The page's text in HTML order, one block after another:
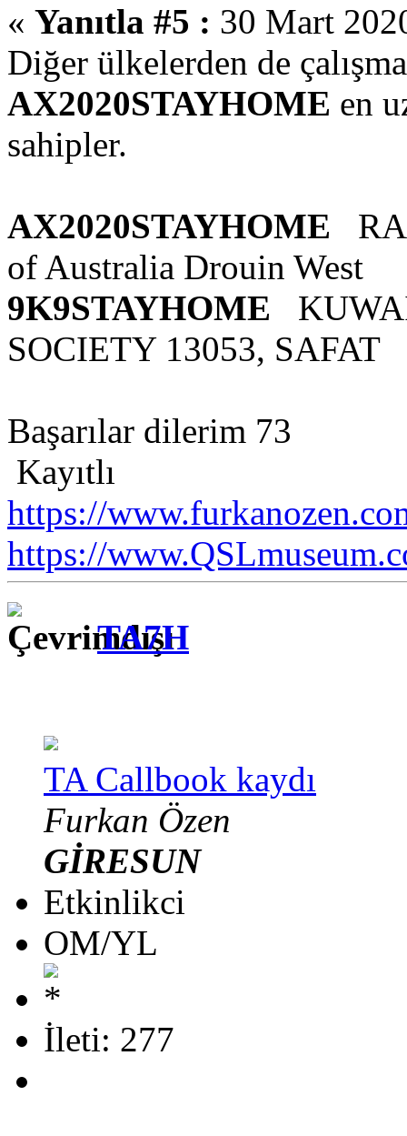
« Yanıtla #5 : 30 Mart
Diğer ülkelerden de
AX2020STAYHOME en
sahipler.
AX2020STAYHOME
of Australia Drouin West
9K9STAYHOME
SOCIETY 13053, SAFAT
Başarılar dilerim 73
Kayıtlı
https://
https://
TA7H
TA Callbook kaydı
Furkan Özen
GİRESUN
Etkinlikci
OM/YL
İleti: 277